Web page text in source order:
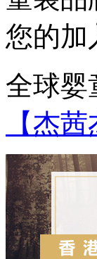
您的加
全球婴
【杰